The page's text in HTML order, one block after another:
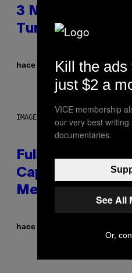
3 No-Skip Geek
Turning 30 This
hace 24 minutosPorDan
IMAGE: NICK DOVE
Fully-
Capitalism—This
Members Only
hace 4 horas
Kill the ads
just $2 a
VICE membership
our very best
documentaries.
See All
Or,